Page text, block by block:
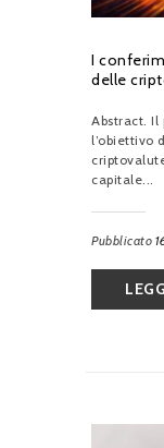
I
delle
Abstract. Il
l’obiettivo
capitale...
Pubblicato